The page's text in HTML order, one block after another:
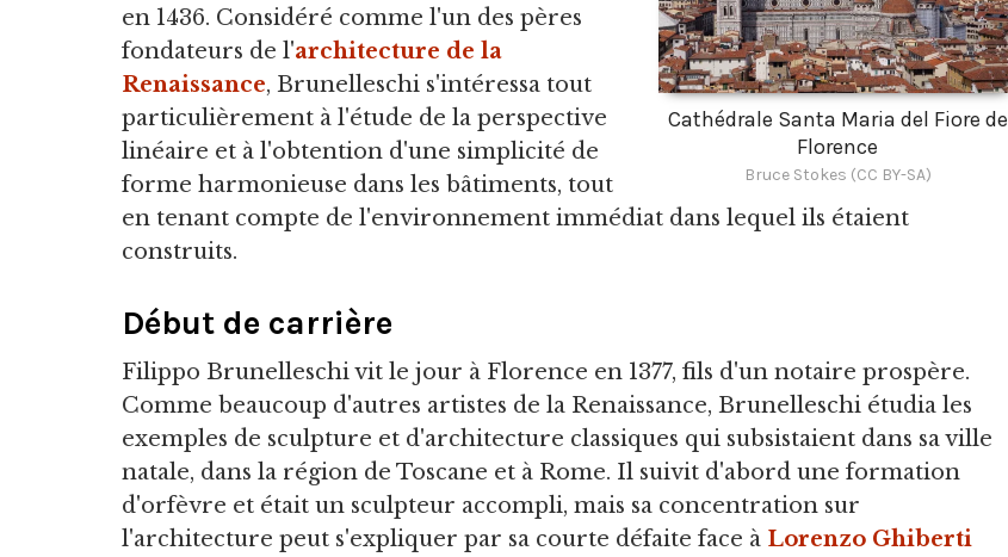
Cathédrale Santa Maria del Fiore de
Florence
Bruce Stokes (CC BY-SA)
en 1436. Considéré comme l'un des pères
fondateurs de l'architecture de la
Renaissance, Brunelleschi s'intéressa tout
particulièrement à l'étude de la perspective
linéaire et à l'obtention d'une simplicité de
forme harmonieuse dans les bâtiments, tout
en tenant compte de l'environnement immédiat dans lequel ils étaient
construits.
Début de carrière
Filippo Brunelleschi vit le jour à Florence en 1377, fils d'un notaire prospère.
Comme beaucoup d'autres artistes de la Renaissance, Brunelleschi étudia les
exemples de sculpture et d'architecture classiques qui subsistaient dans sa ville
natale, dans la région de Toscane et à Rome. Il suivit d'abord une formation
d'orfèvre et était un sculpteur accompli, mais sa concentration sur
l'architecture peut s'expliquer par sa courte défaite face à Lorenzo Ghiberti